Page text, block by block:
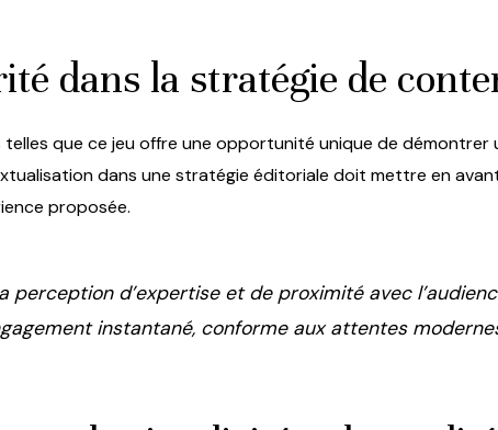
dans la stratégie de
que ce jeu offre une opportunité unique de démontrer
dans une stratégie éditoriale doit mettre en
proposée.
d’expertise et de proximité avec
instantané, conforme aux attentes